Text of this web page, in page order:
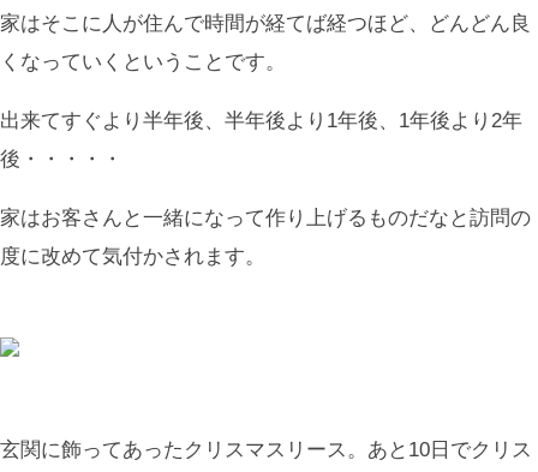
家はそこに人が住んで時間が経てば経つほど、どんどん良
くなっていくということです。
出来てすぐより半年後、半年後より1年後、1年後より2年
後・・・・・
家はお客さんと一緒になって作り上げるものだなと訪問の
度に改めて気付かされます。
玄関に飾ってあったクリスマスリース。あと10日でクリス